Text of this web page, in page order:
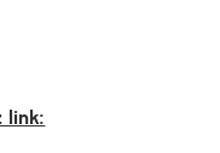
link: